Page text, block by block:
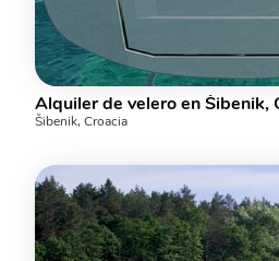
Šibenik, Croacia